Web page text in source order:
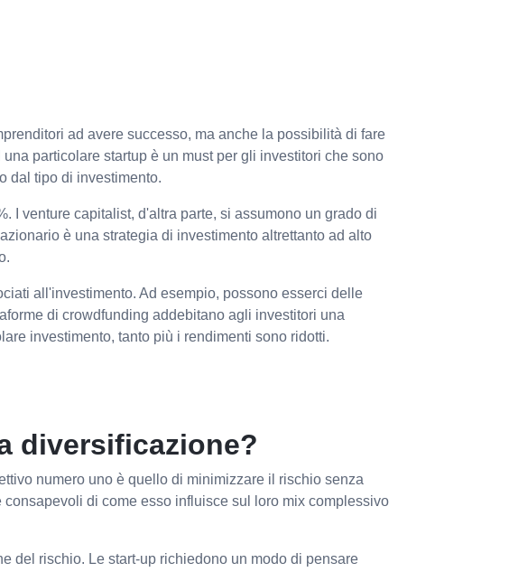
ad avere successo, ma anche la possibilità di fare
particolare startup è un must per gli investitori che sono
dal tipo di investimento.
I venture capitalist, d'altra parte, si assumono un grado di
è una strategia di investimento altrettanto ad alto
all'investimento. Ad esempio, possono esserci delle
di crowdfunding addebitano agli investitori una
investimento, tanto più i rendimenti sono ridotti.
diversificazione?
numero uno è quello di minimizzare il rischio senza
di come esso influisce sul loro mix complessivo
del rischio. Le start-up richiedono un modo di pensare